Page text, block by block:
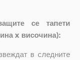
се тапети
x височина):
в следните